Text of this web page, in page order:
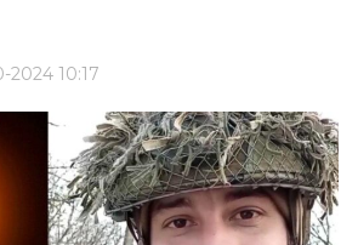
2024 10:17